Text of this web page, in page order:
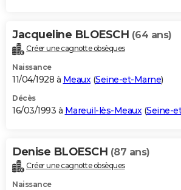
Jacqueline BLOESCH (64 ans)
Créer une cagnotte obsèques
Naissance
11/04/1928 à Meaux(Seine-et-Marne)
Décès
16/03/1993 à Mareuil-lès-Meaux(Seine-
Denise BLOESCH (87 ans)
Créer une cagnotte obsèques
Naissance